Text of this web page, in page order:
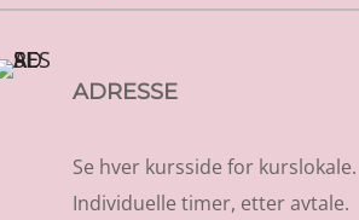
ADRESSE
Se hver kursside for kurslokale.
Individuelle timer, etter avtale.